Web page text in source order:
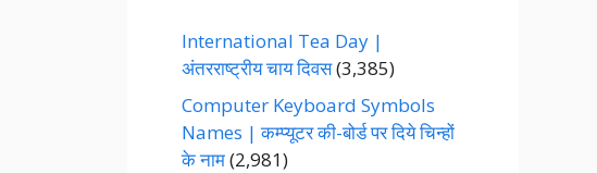
International Tea Day |
अंतरराष्ट्रीय चाय दिवस(3,385)
Computer Keyboard Symbols
Names | कम्प्यूटर की-बोर्ड पर दिये चिन्हों
के नाम(2,981)